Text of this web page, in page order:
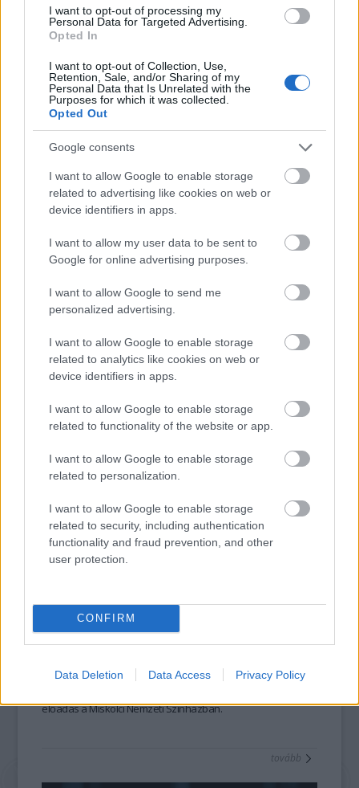
I want to opt-out of processing my
Personal Data for Targeted Advertising.
Opted In
I want to opt-out of Collection, Use,
Retention, Sale, and/or Sharing of my
Personal Data that Is Unrelated with the
Purposes for which it was collected.
Opted Out
Google consents
I want to allow Google to enable storage
related to advertising like cookies on web or
device identifiers in apps.
I want to allow my user data to be sent to
Google for online advertising purposes.
I want to allow Google to send me
personalized advertising.
I want to allow Google to enable storage
related to analytics like cookies on web or
device identifiers in apps.
I want to allow Google to enable storage
related to functionality of the website or app.
I want to allow Google to enable storage
related to personalization.
I want to allow Google to enable storage
related to security, including authentication
functionality and fraud prevention, and other
user protection.
CONFIRM
Data Deletion Data Access Privacy Policy
eseménysorozata, ahol mesés gyerekelőadásokkal,
kakaóval és kézműves-foglalkozásokkal várják a színházi
tovább
Vörösmarty Mihály klasszikusa
Székesfehérváron
2024. 01. 31.|Kultúrpart
A székesfehérvári Vörösmarty Színház február 3-án mutatja
be a Csongor és Tünde előadását, a színház névadójának
klasszikusát.
tovább
Kulisszák hete a Miskolci Nemzeti
Színházban
Ezen a héten még két alkalommal lesz lehetősége a
előadás a Miskolci Nemzeti Színházban.
tovább